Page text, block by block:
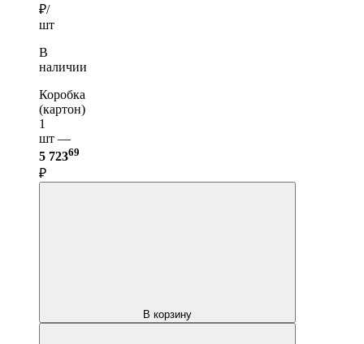
₽/
шт
В
наличии
Коробка
(картон)
1
шт —
5 72369
₽
В корзину